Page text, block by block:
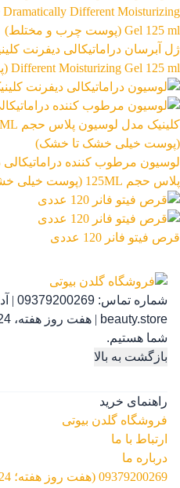
آرایشی و بهداشتی 558 بهداشتی و
رژ لب مدادی لچیک
Different Moisturizing Gel 125 ml (پوست چرب و مختلط)
لوسیون مرطوب کننده
پلاس حجم 125ML (پوست خیلی خشک تا خشک)
قرص فیتو فانر 120 عددی
شماره تماس: 09379200269
|
beauty.store
|
شما هستیم.
بازگشت به بالا
راهنمای خرید
فروشگاه گلدن بیوتی
ارتباط با ما
درباره ما
09379200269 (هفت روز هفته؛ 24 ساعته)